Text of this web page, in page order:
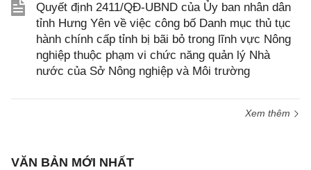
Quyết định 2411/QĐ-UBND của Ủy ban nhân dân
tỉnh Hưng Yên về việc công bố Danh mục thủ tục
hành chính cấp tỉnh bị bãi bỏ trong lĩnh vực Nông
nghiệp thuộc phạm vi chức năng quản lý Nhà
nước của Sở Nông nghiệp và Môi trường
Xem thêm
VĂN BẢN MỚI NHẤT